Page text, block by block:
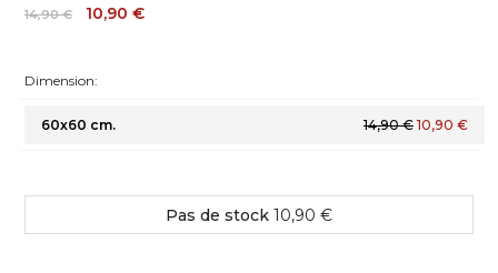
14,90 € 10,90 €
Dimension:
60x60 cm. 14,90 € 10,90 €
Pas de stock 10,90 €